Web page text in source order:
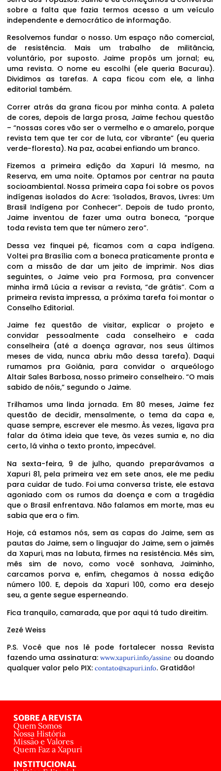
sobre a falta que fazia termos acesso a um veículo
independente e democrático de informação.
Resolvemos fundar o nosso. Um espaço não comercial,
de resistência. Mais um trabalho de militância,
voluntário, por suposto. Jaime propôs um jornal; eu,
uma revista. O nome eu escolhi (ele queria Bacurau).
Dividimos as tarefas. A capa ficou com ele, a linha
editorial também.
Correr atrás da grana ficou por minha conta. A paleta
de cores, depois de larga prosa, Jaime fechou questão
– “nossas cores vão ser o vermelho e o amarelo, porque
revista tem que ter cor de luta, cor vibrante” (eu queria
verde-floresta). Na paz, acabei enfiando um branco.
Fizemos a primeira edição da Xapuri lá mesmo, na
Reserva, em uma noite. Optamos por centrar na pauta
socioambiental. Nossa primeira capa foi sobre os povos
indígenas isolados do Acre: ‘Isolados, Bravos, Livres: Um
Brasil Indígena por Conhecer”. Depois de tudo pronto,
Jaime inventou de fazer uma outra boneca, “porque
toda revista tem que ter número zero”.
Dessa vez finquei pé, ficamos com a capa indígena.
Voltei pra Brasília com a boneca praticamente pronta e
com a missão de dar um jeito de imprimir. Nos dias
seguintes, o Jaime veio pra Formosa, pra convencer
minha irmã Lúcia a revisar a revista, “de grátis”. Com a
primeira revista impressa, a próxima tarefa foi montar o
Conselho Editorial.
Jaime fez questão de visitar, explicar o projeto e
convidar pessoalmente cada conselheiro e cada
conselheira (até a doença agravar, nos seus últimos
meses de vida, nunca abriu mão dessa tarefa). Daqui
rumamos pra Goiânia, para convidar o arqueólogo
Altair Sales Barbosa, nosso primeiro conselheiro. “O mais
sabido de nóis,” segundo o Jaime.
Trilhamos uma linda jornada. Em 80 meses, Jaime fez
questão de decidir, mensalmente, o tema da capa e,
quase sempre, escrever ele mesmo. Às vezes, ligava pra
falar da ótima ideia que teve, às vezes sumia e, no dia
certo, lá vinha o texto pronto, impecável.
Na sexta-feira, 9 de julho, quando preparávamos a
Xapuri 81, pela primeira vez em sete anos, ele me pediu
para cuidar de tudo. Foi uma conversa triste, ele estava
agoniado com os rumos da doença e com a tragédia
que o Brasil enfrentava. Não falamos em morte, mas eu
sabia que era o fim.
Hoje, cá estamos nós, sem as capas do Jaime, sem as
pautas do Jaime, sem o linguajar do Jaime, sem o jaimês
da Xapuri, mas na labuta, firmes na resistência. Mês sim,
mês sim de novo, como você sonhava, Jaiminho,
carcamos porva e, enfim, chegamos à nossa edição
número 100. E, depois da Xapuri 100, como era desejo
seu, a gente segue esperneando.
Fica tranquilo, camarada, que por aqui tá tudo direitim.
Zezé Weiss
P.S. Você que nos lê pode fortalecer nossa Revista
fazendo uma assinatura:www.xapuri.info/assine ou doando
qualquer valor pelo PIX: contato@xapuri.info. Gratidão!
SOBRE A REVISTA
Quem Somos
Nossa História
Missão e Valores
Quem Faz a Xapuri
INSTITUCIONAL